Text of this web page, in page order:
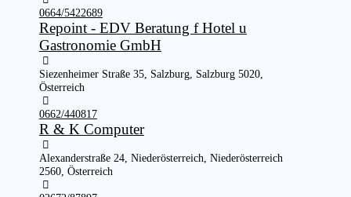
0664/5422689
Repoint - EDV Beratung f Hotel u
Gastronomie GmbH
Siezenheimer Straße 35, Salzburg, Salzburg 5020,
Österreich
0662/440817
R & K Computer
Alexanderstraße 24, Niederösterreich, Niederösterreich
2560, Österreich